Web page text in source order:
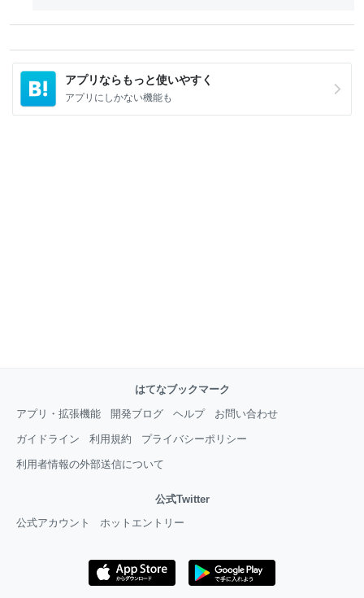
アプリならもっと使いやすく
アプリにしかない機能も
はてなブックマーク
アプリ・拡張機能
開発ブログ ヘルプ お問い合わせ
ガイドライン 利用規約 プライバシーポリシー
利用者情報の外部送信について
公式Twitter
公式アカウント
ホットエントリー